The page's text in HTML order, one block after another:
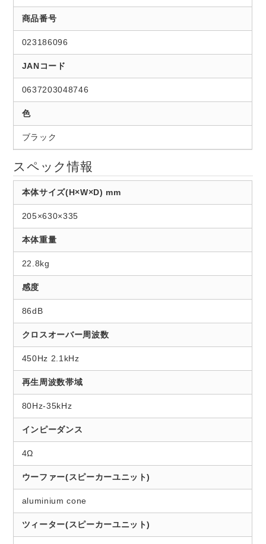
商品番号
023186096
JANコード
0637203048746
色
ブラック
スペック情報
本体サイズ(H×W×D) mm
205×630×335
本体重量
22.8kg
感度
86dB
クロスオーバー周波数
450Hz 2.1kHz
再生周波数帯域
80Hz-35kHz
インピーダンス
4Ω
ウーファー(スピーカーユニット)
aluminium cone
ツィーター(スピーカーユニット)